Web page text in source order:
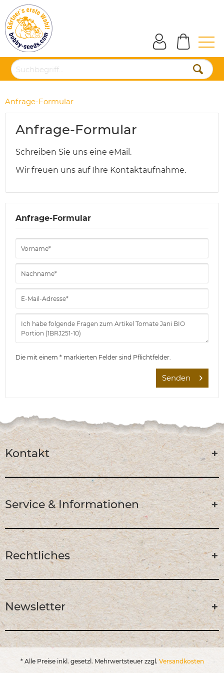
Anfrage-Formular
Anfrage-Formular
Schreiben Sie uns eine eMail.
Wir freuen uns auf Ihre Kontaktaufnahme.
Anfrage-Formular
Die mit einem * markierten Felder sind Pflichtfelder.
Senden
Kontakt
Service & Informationen
Rechtliches
Newsletter
* Alle Preise inkl. gesetzl. Mehrwertsteuer zzgl. Versandkosten